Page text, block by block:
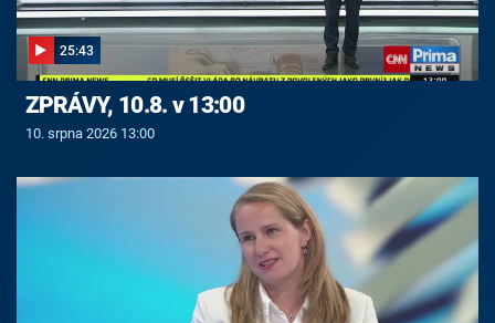
25:43
ZPRÁVY, 10.8. v 13:00
10. srpna 2026 13:00